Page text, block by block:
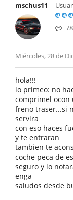
mschus11
Miércoles, 28 de
hola!!!
lo primeo: no
comprimel
freno traser...si
servira
con eso haces
y te entraran
tambien te
coche peca de
seguro y lo
enga
saludos desde